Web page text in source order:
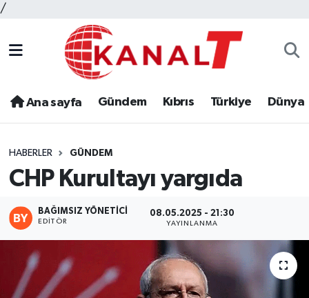
/
Ana sayfa Gündem Kıbrıs Türkiye Dünya
HABERLER GÜNDEM
CHP Kurultayı yargıda
BAĞIMSIZ YÖNETICI
EDITÖR
08.05.2025 - 21:30
YAYINLANMA